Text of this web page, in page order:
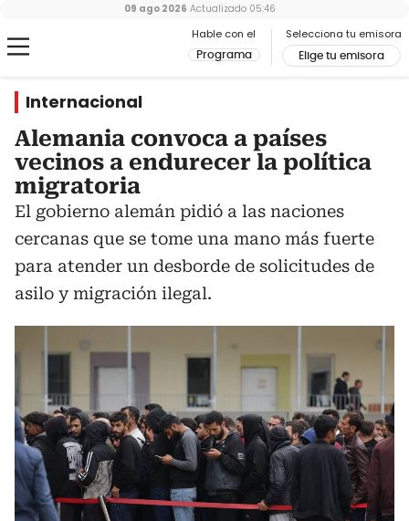
Hable con el
Programa
Selecciona tu emisora
Elige tu emisora
09 ago 2026 Actualizado 05:46
Internacional
Alemania convoca a países
vecinos a endurecer la política
migratoria
El gobierno alemán pidió a las naciones
cercanas que se tome una mano más fuerte
para atender un desborde de solicitudes de
asilo y migración ilegal.